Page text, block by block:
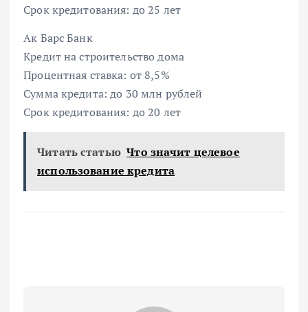
Срок кредитования: до 25 лет
Ак Барс Банк
Кредит на строительство дома
Процентная ставка: от 8,5%
Сумма кредита: до 30 млн рублей
Срок кредитования: до 20 лет
Читать статью Что значит целевое
использование кредита